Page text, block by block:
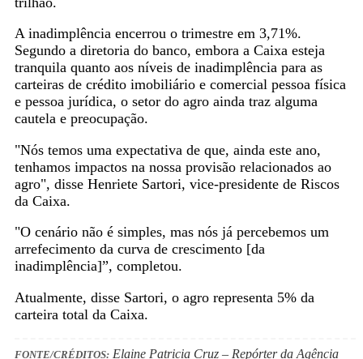
A inadimplência encerrou o trimestre em 3,71%.
Segundo a diretoria do banco, embora a Caixa esteja
tranquila quanto aos níveis de inadimplência para as
carteiras de crédito imobiliário e comercial pessoa física
e pessoa jurídica, o setor do agro ainda traz alguma
cautela e preocupação.
"Nós temos uma expectativa de que, ainda este ano,
tenhamos impactos na nossa ‌provisão relacionados ao
agro", ‌disse Henriete Sartori, vice-presidente de Riscos
da Caixa.
"O cenário não é simples, mas nós já percebemos um
arrefecimento da curva de crescimento [da
inadimplência]”, completou.
Atualmente, disse Sartori, o agro representa 5% da
carteira total da Caixa.
FONTE/CRÉDITOS:Elaine Patricia Cruz – Repórter da Agência